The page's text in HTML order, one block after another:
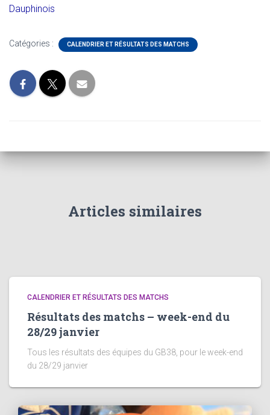
Dauphinois
Catégories : CALENDRIER ET RÉSULTATS DES MATCHS
Articles similaires
CALENDRIER ET RÉSULTATS DES MATCHS
Résultats des matchs – week-end du
28/29 janvier
Tous les résultats des équipes du GB38, pour le week-end
du 28/29 janvier